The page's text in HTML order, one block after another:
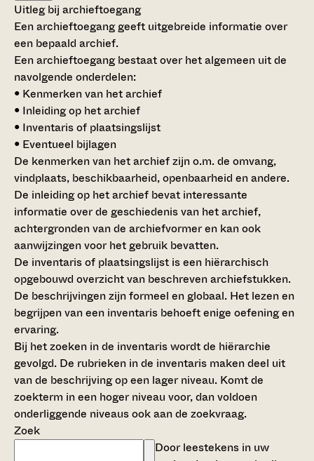
Uitleg bij archieftoegang
Een archieftoegang geeft uitgebreide informatie over
een bepaald archief.
Een archieftoegang bestaat over het algemeen uit de
navolgende onderdelen:
• Kenmerken van het archief
• Inleiding op het archief
• Inventaris of plaatsingslijst
• Eventueel bijlagen
De kenmerken van het archief zijn o.m. de omvang,
vindplaats, beschikbaarheid, openbaarheid en andere.
De inleiding op het archief bevat interessante
informatie over de geschiedenis van het archief,
achtergronden van de archiefvormer en kan ook
aanwijzingen voor het gebruik bevatten.
De inventaris of plaatsingslijst is een hiërarchisch
opgebouwd overzicht van beschreven archiefstukken.
De beschrijvingen zijn formeel en globaal. Het lezen en
begrijpen van een inventaris behoeft enige oefening en
ervaring.
Bij het zoeken in de inventaris wordt de hiërarchie
gevolgd. De rubrieken in de inventaris maken deel uit
van de beschrijving op een lager niveau. Komt de
zoekterm in een hoger niveau voor, dan voldoen
onderliggende niveaus ook aan de zoekvraag.
Zoek
Door leestekens in uw